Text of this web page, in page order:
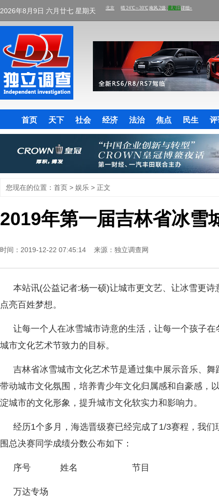
2026年8月9日 六月廿七 星期天
首页 天下 社会 经济 法治 焦点 民生
您现在的位置： 首页 > 娱乐 > 正文
2019年第一届吉林省冰雪
时间：2019-12-22 07:45:14 来源： 独立调查网
本站讯(公益记者:杨一硕)让城市更文艺、让冰雪更
点亮百姓梦想。
让每一个人在冰雪城市诗意的生活，让每一个孩子
城市文化艺术节致力的目标。
吉林省冰雪城市文化艺术节是通过集中展示音乐、
带动城市文化氛围，培养青少年文化归属感和自豪感，
淀城市的文化形象，提升城市文化软实力和影响力。
经历1个多月，海选晋级赛已经完成了1/3赛程，我
围总决赛同学成绩分数公布如下：
序号 姓名 节目
万达专场